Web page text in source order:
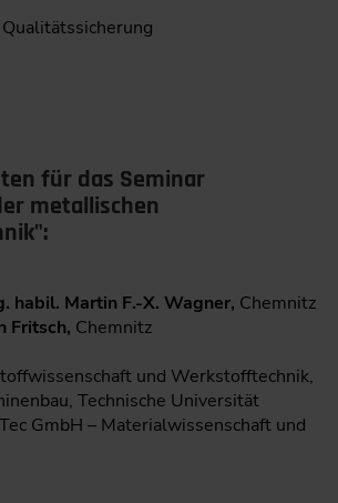
für das Seminar
metallischen
habil. Martin F.-X. Wagner, Chemnitz
Fritsch, Chemnitz
und Werkstofftechnik,
Technische Universität
GmbH – Materialwissenschaft und